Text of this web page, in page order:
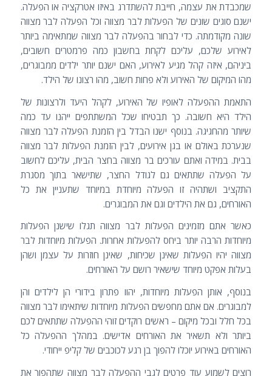
שמכבדת את עצמה, חייבת להשתדרג באיזו אטרקציה או הפעלה.
ישנם סוגים שונים של הפעלות לבר מצווה וכל הפעלה לבר מצווה
שונה מקודמתה. כדי לבחור בהפעלה לבר מצווה שמתאימה ביותר
לאירוע שלכם, עליכם לקחת בחשבון כמה פרמטרים חשובים,
ביניהם, איזה קהל מגיע לאירוע, האם ישנם יותר ילדים ממבוגרים,
מהו המיקום של האירוע ולא פחות חשוב, מהו רצונו של הילד.
התאמת ההפעלה לאופיו של האירוע, לקהל היעד ולרצונות של
הילד היא חשובה. כך תבטיחו שכל המשתתפים ייהנו עד כמה
שיותר מהחגיגה. בנוסף ישנו הבדל בין הזמנת הפעלה לבר מצווה
שנערכת באולם או בגן אירועים, לבין הזמנת הפעלות לבר מצווה
בבית. במידה ואתם עורכים בר מצווה בחצר הבית, עליכם לחשוב
על הפעלה שתתאים גם לגודל החצר, שתישאר בתוך מסגרת
התקציב ושתהיה זו הפעלה מיוחדת במיוחד שתעניין את כל
האורחים, גם את הילדים וגם את המבוגרים.
כאשר אתם מזמינים הפעלות לבר מצווה תגלו שישנן הפעלות
מיוחדות הרבה יותר ביחס להפעלות אחרות. הפעלות מיוחדות לבר
מצווה יהיו הפעלות שאינן שכיחות, שאינן חוזרות על עצמן ושהן
בעלות אפקט מיוחד שישאיר רושם על האורחים.
בנוסף, אותן הפעלות מיוחדות, יהוו פתרון בידורי הן לילדים והן
למבוגרים. אם אתם מחפשים הפעלות מיוחדות שיתאימו לבר מצווה
בכל חלל ובכל מיקום – ראשים רוקדים זוהי ההפעלה שתתאים לכם
ביותר ולא תשאיר את האורחים אדישים. במהלך ההפעלה כל
האורחים באירוע יוכלו להפוך בן רגע לכוכבים של קליפ ייחודי.
רוצים לשמוע עוד פרטים לגבי ההפעלה לבר מצווה שתהפוך את